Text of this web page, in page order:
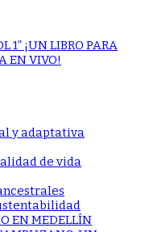
1” ¡UN LIBRO PARA
EN VIVO!
y adaptativa
de vida
EN MEDELLÍN